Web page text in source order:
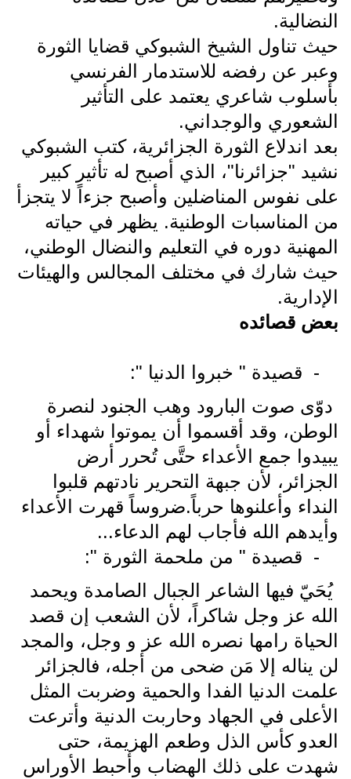
النضالية.
حيث تناول الشيخ الشبوكي قضايا الثورة
وعبر عن رفضه للاستدمار الفرنسي
بأسلوب شاعري يعتمد على التأثير
الشعوري والوجداني.
بعد اندلاع الثورة الجزائرية، كتب الشبوكي
نشيد "جزائرنا"، الذي أصبح له تأثير كبير
على نفوس المناضلين وأصبح جزءاً لا يتجزأ
من المناسبات الوطنية. يظهر في حياته
المهنية دوره في التعليم والنضال الوطني،
حيث شارك في مختلف المجالس والهيئات
الإدارية.
بعض قصائده
- قصيدة " خبروا الدنيا ":
دوّى صوت البارود وهب الجنود لنصرة
الوطن، وقد أقسموا أن يموتوا شهداء أو
يبيدوا جمع الأعداء حتَّى تُحرر أرض
الجزائر، لأن جبهة التحرير نادتهم قلبوا
النداء وأعلنوها حرباً.ضروساً قهرت الأعداء
وأيدهم الله فأجاب لهم الدعاء...
- قصيدة " من ملحمة الثورة ":
يُحَيّ فيها الشاعر الجبال الصامدة ويحمد
الله عز وجل شاكراً، لأن الشعب إن قصد
الحياة رامها نصره الله عز و وجل، والمجد
لن يناله إلا مَن ضحى من أجله، فالجزائر
علمت الدنيا الفدا والحمية وضربت المثل
الأعلى في الجهاد وحاربت الدنية وأترعت
العدو كأس الذل وطعم الهزيمة، حتى
شهدت على ذلك الهضاب وأحبط الأوراس